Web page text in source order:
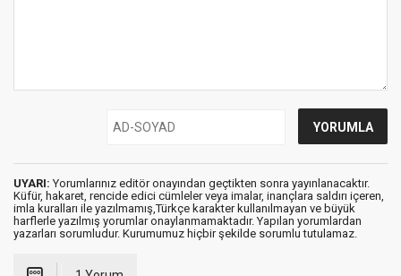
UYARI: Yorumlarınız editör onayından geçtikten sonra yayınlanacaktır.
Küfür, hakaret, rencide edici cümleler veya imalar, inançlara saldırı içeren,
imla kuralları ile yazılmamış,Türkçe karakter kullanılmayan ve büyük
harflerle yazılmış yorumlar onaylanmamaktadır. Yapılan yorumlardan
yazarları sorumludur. Kurumumuz hiçbir şekilde sorumlu tutulamaz.